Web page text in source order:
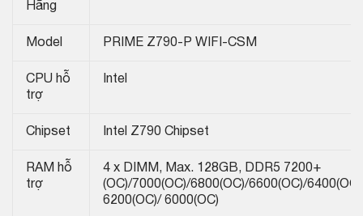
Hãng
Model PRIME Z790-P WIFI-CSM
CPU hỗ
trợ
Intel
Chipset Intel Z790 Chipset
RAM hỗ
trợ
4 x DIMM, Max. 128GB, DDR5 7200+
(OC)/7000(OC)/6800(OC)/6600(OC)/
6200(OC)/ 6000(OC)